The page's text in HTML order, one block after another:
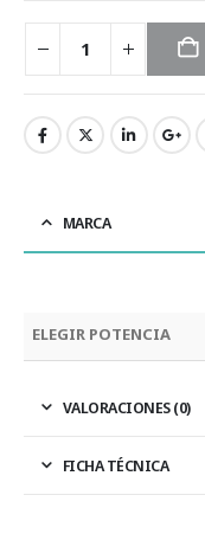
MARCA
ELEGIR POTENCIA
VALORACIONES (0)
FICHA TÉCNICA